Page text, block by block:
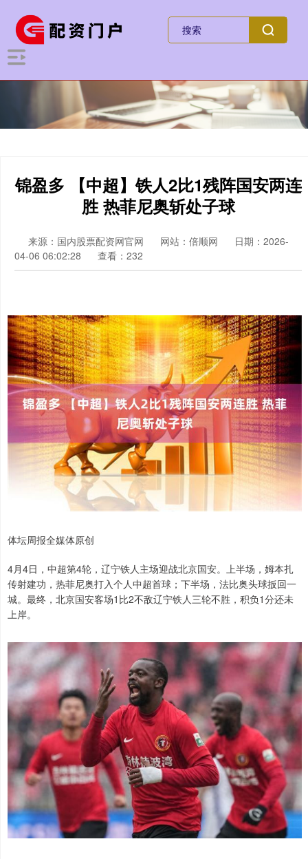
锦盈多 【中超】铁人2比1残阵国安两连
胜 热菲尼奥斩处子球
来源：国内股票配资网官网 网站：倍顺网
日期：2026-
04-06 06:02:28
查看：232
体坛周报全媒体原创
4月4日，中超第4轮，辽宁铁人主场迎战北京国安。上半场，姆本扎
传射建功，热菲尼奥打入个人中超首球；下半场，法比奥头球扳回一
城。最终，北京国安客场1比2不敌辽宁铁人三轮不胜，积负1分还未
上岸。